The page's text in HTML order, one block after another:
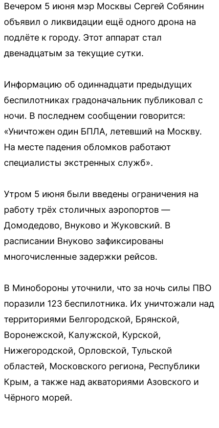
Вечером 5 июня мэр Москвы Сергей Собянин
объявил о ликвидации ещё одного дрона на
подлёте к городу. Этот аппарат стал
двенадцатым за текущие сутки.
Информацию об одиннадцати предыдущих
беспилотниках градоначальник публиковал с
ночи. В последнем сообщении говорится:
«Уничтожен один БПЛА, летевший на Москву.
На месте падения обломков работают
специалисты экстренных служб».
Утром 5 июня были введены ограничения на
работу трёх столичных аэропортов —
Домодедово, Внуково и Жуковский. В
расписании Внуково зафиксированы
многочисленные задержки рейсов.
В Минобороны уточнили, что за ночь силы ПВО
поразили 123 беспилотника. Их уничтожали над
территориями Белгородской, Брянской,
Воронежской, Калужской, Курской,
Нижегородской, Орловской, Тульской
областей, Московского региона, Республики
Крым, а также над акваториями Азовского и
Чёрного морей.